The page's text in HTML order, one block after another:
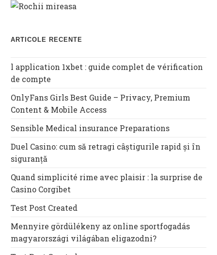
ARTICOLE RECENTE
l application 1xbet : guide complet de vérification
de compte
OnlyFans Girls Best Guide – Privacy, Premium
Content & Mobile Access
Sensible Medical insurance Preparations
Duel Casino: cum să retragi câștigurile rapid și în
siguranță
Quand simplicité rime avec plaisir : la surprise de
Casino Corgibet
Test Post Created
Mennyire gördülékeny az online sportfogadás
magyarországi világában eligazodni?